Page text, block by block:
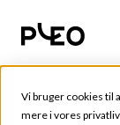
Vi bruger cookies til
mere i vores